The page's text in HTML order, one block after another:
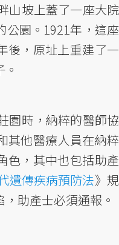
山坡上蓋了一座大院
公園。1921年，這座
後，原址上重建了一
園時，納粹的醫師協
其他醫療人員在納粹
色，其中也包括助產
遺傳疾病預防法》規
助產士必須通報。